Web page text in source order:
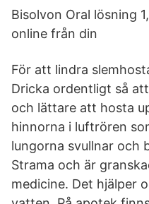
Bisolvon Oral lösning
online från din
För att lindra
Dricka ordentligt så
och lättare att hosta
hinnorna i luftrören
lungorna svullnar och
Strama och är
medicine. Det hjälper